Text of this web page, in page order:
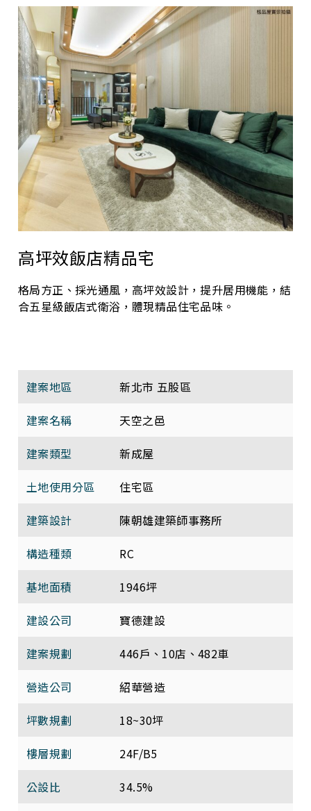
高坪效飯店精品宅
格局方正、採光通風，高坪效設計，提升居用機能，結
合五星級飯店式衛浴，體現精品住宅品味。
建案地區
新北市 五股區
建案名稱
天空之邑
建案類型
新成屋
土地使用分區
住宅區
建築設計
陳朝雄建築師事務所
構造種類
RC
基地面積
1946坪
建設公司
寶德建設
建案規劃
446戶、10店、482車
營造公司
紹華營造
坪數規劃
18~30坪
樓層規劃
24F/B5
公設比
34.5%